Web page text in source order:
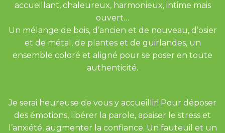
accueillant, chaleureux, harmonieux, intime mais
ouvert…
Un mélange de bois, d’ancien et de nouveau, d’osier
et de métal, de plantes et de guirlandes, un
ensemble coloré et aligné pour se poser en toute
authenticité.
Je serai heureuse de vous y accueillir! Pour déposer
des émotions, libérer la parole, apaiser le stress et
l’anxiété, augmenter la confiance. Un fauteuil et un